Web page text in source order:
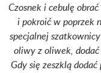
Czosnek i cebulę
i pokroić w poprzek
specjalnej
oliwy z oliwek,
Gdy się zeszklą